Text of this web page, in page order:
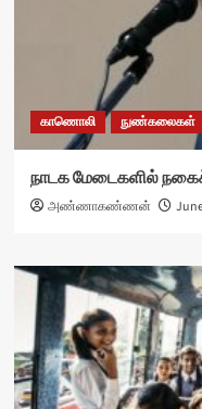
காணொலி நுண்கலைகள்
நாடக மேடைகளில்
அண்ணாகண்ணன்